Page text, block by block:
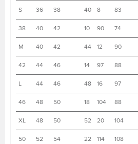
S 36 38 40 8 83
38 40 42 10 90 74
M 40 42 44 12 90
42 44 46 14 97 88
L 44 46 48 16 97
46 48 50 18 104 88
XL 48 50 52 20 104
50 52 54 22 114 108